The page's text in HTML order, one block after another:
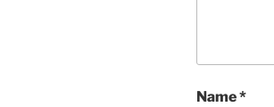
Name*